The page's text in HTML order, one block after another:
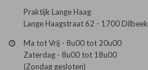
Praktijk Lange Haag
Lange Haagstraat 62 - 1700 Dilbeek
Ma tot Vrij - 8u00 tot 20u00
Zaterdag - 8u00 tot 18u00
(Zondag gesloten)